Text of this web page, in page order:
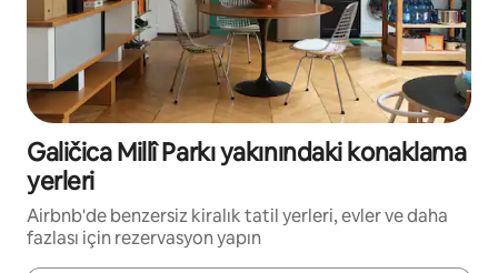
Galičica Millî Parkı yakınındaki konaklama
yerleri
Airbnb'de benzersiz kiralık tatil yerleri, evler ve daha
fazlası için rezervasyon yapın